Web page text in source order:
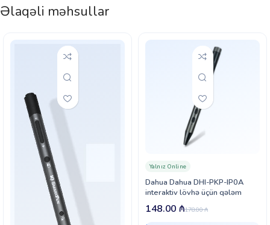
Əlaqəli məhsullar
Dahua Dahua DHI-PKP-IP0A
interaktiv lövhə üçün qələm
Yalnız Online
178.00₼
148.00 ₼